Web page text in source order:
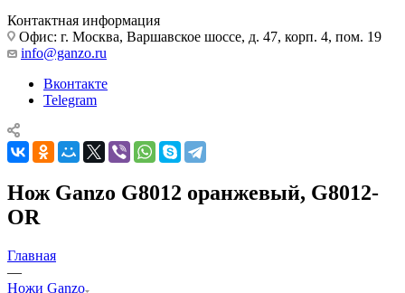
Контактная информация
Офис: г. Москва, Варшавское шоссе, д. 47, корп. 4, пом. 19
info@ganzo.ru
Вконтакте
Telegram
Нож Ganzo G8012 оранжевый, G8012-
OR
Главная
—
Ножи Ganzo